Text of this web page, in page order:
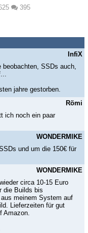
395
InfiX
SSDs auch,
jahre gestorben.
Römi
ich noch ein paar
WONDERMIKE
und um die 150€ für
WONDERMIKE
circa 10-15 Euro
die Builds bis
meinem System auf
Lieferzeiten für gut
Amazon.